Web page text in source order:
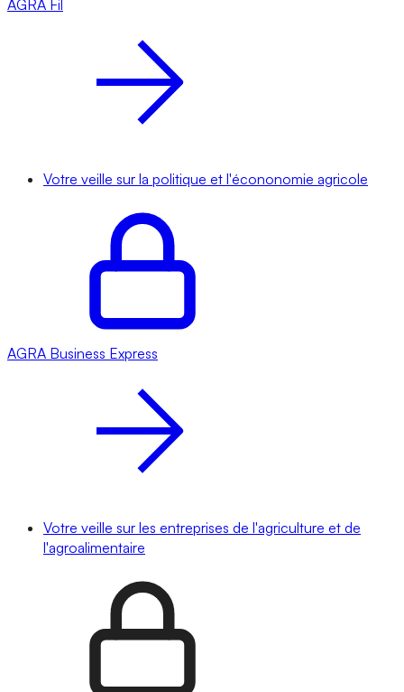
AGRA Fil
Votre veille sur la politique et l'écononomie agricole
AGRA Business Express
Votre veille sur les entreprises de l'agriculture et de
l'agroalimentaire